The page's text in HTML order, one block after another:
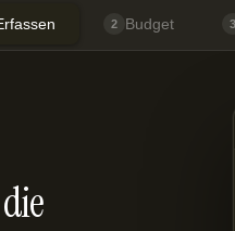
2 Budget 3